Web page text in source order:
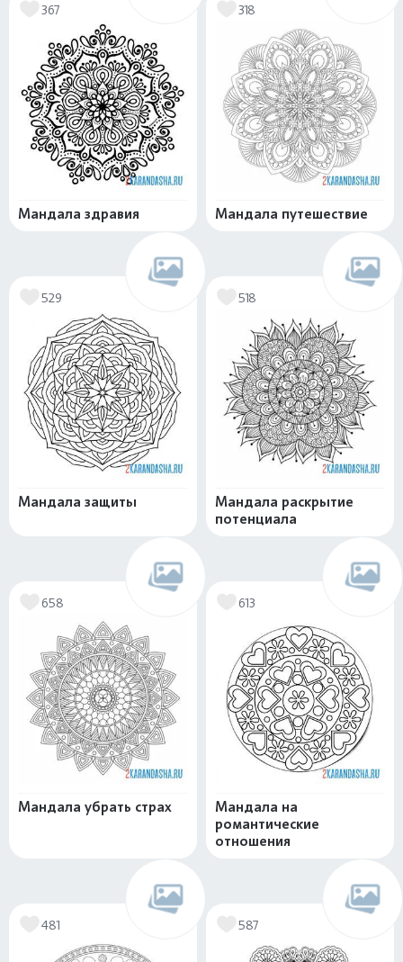
367
Мандала здравия
318
Мандала путешествие
529
Мандала защиты
518
Мандала раскрытие
потенциала
658
Мандала убрать страх
613
Мандала на
романтические
отношения
481 587